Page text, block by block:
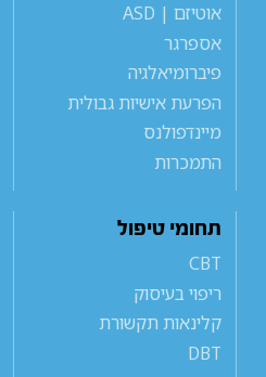
אוטיזם | ASD
אספרגר
פיברומיאלגיה
הפרעת אישיות גבולית
מיינדפולנס
התמכרות
תחומי טיפול
CBT
ריפוי בעיסוק
קלינאות תקשורת
DBT